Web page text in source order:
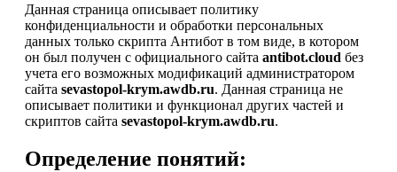
Данная страница описывает политику
конфиденциальности и обработки персональных
данных только скрипта Антибот в том виде, в котором
он был получен с официального сайта antibot.cloud без
учета его возможных модификаций администратором
сайта sevastopol-krym.awdb.ru. Данная страница не
описывает политики и функционал других частей и
скриптов сайта sevastopol-krym.awdb.ru.
Определение понятий: